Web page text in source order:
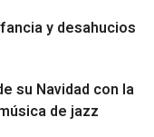
y desahucios
su Navidad con la
de jazz